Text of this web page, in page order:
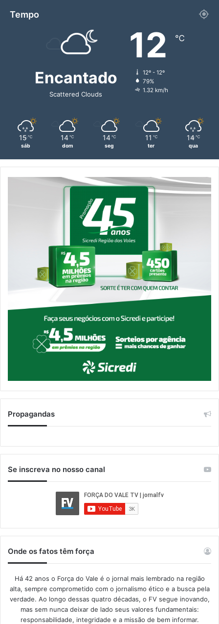
Tempo
Encantado
Scattered Clouds
12 ℃
12º - 12º
79%
1.32 km/h
15 ℃
sáb
14 ℃
dom
14 ℃
seg
11 ℃
ter
14 ℃
qua
Propagandas
Se inscreva no nosso canal
Onde os fatos têm força
Há 42 anos o Força do Vale é o jornal mais lembrado na região
alta, sempre comprometido com o jornalismo ético e a busca pela
verdade. Ao longo dessas quatro décadas, o FV segue inovando,
mas sem nunca deixar de lado seus valores fundamentais:
responsabilidade, integridade e a missão de bem informar.​